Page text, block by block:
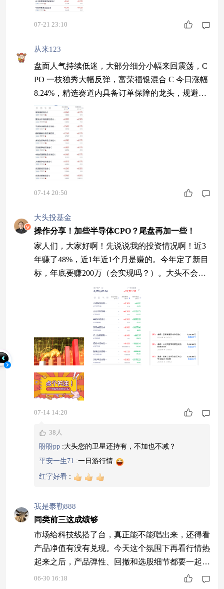
器件等方向，贴合当下科技主线。基金聚焦硬科技
成长赛道，我继续关注！今晚收9.52% $永赢科技
$8.44% $华商均衡成长
07-21 23:10
从来123
盘面人气持续低迷，大部分细分小幅来回震荡，C
PO 一枝独秀大幅反弹，富荣福银混合 C 今日涨幅
8.24%，精选赛道内具备订单保障的龙头，规避单
只个股大幅回撤，AI 发展离不开光传输硬件，慢
慢入场适配当下行情起伏 $富荣福银混合C$
07-14 20:50
大头投基金
操作分享！加些半导体CPO？尾盘再加一些！
家人们，大家好啊！先说说我的投资情况啊！近3
年赚了48%，近1年近1个月是赚的。今年定了新目
标，年底要赚200万（会实现吗？）。大头不会跌
了说不好，涨了就说好，我一直都是直接给观点
的。 操作分享！ 加仓5000“$国泰海通新材料混合
发起C$)”。我今天加仓一次新材料混合基金。该基
金主要布局半导体设备和材料，属于半导体产业链
上游，近1年涨超102个点，表现还是可以的！近期
半导体设备和材料出现调整，今
07-14 14:20
38人
盼盼pp :大头您的卫星还持有，不加也不减？
平安一生71 :一日游行情
红字好看 :
我是泰勒888
同类前三这成绩够
市场给科技线搭了台，真正能不能唱出来，还得看
产品净值有没有兑现。今天这个氛围下再看行情热
起来之后，产品弹性、回撤和选股细节都要一起
看。红土创新新科技股票A(006265)，近一年同类
06-30 16:18